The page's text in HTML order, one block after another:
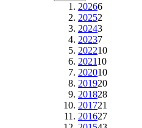
20266
20252
20243
20237
202210
202110
202010
201920
201828
201721
201627